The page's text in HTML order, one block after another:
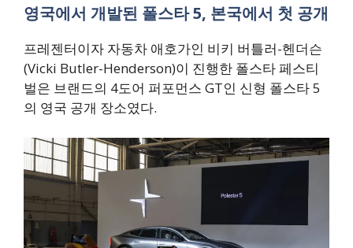
영국에서 개발된 폴스타 5, 본국에서 첫 공개
프레젠터이자 자동차 애호가인 비키 버틀러-헨더슨
(Vicki Butler-Henderson)이 진행한 폴스타 페스티
벌은 브랜드의 4도어 퍼포먼스 GT인 신형 폴스타 5
의 영국 공개 장소였다.